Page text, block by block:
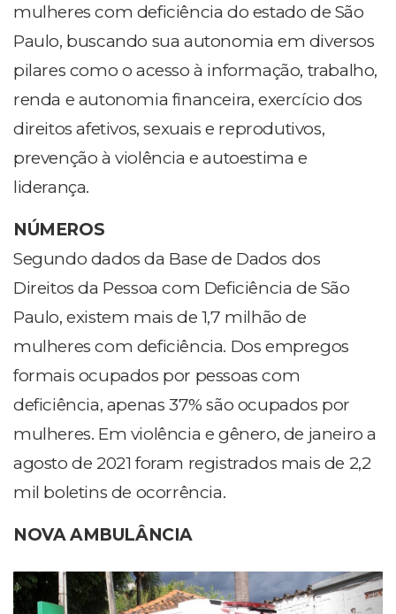
mulheres com deficiência do estado de São
Paulo, buscando sua autonomia em diversos
pilares como o acesso à informação, trabalho,
renda e autonomia financeira, exercício dos
direitos afetivos, sexuais e reprodutivos,
prevenção à violência e autoestima e
liderança.
NÚMEROS
Segundo dados da Base de Dados dos
Direitos da Pessoa com Deficiência de São
Paulo, existem mais de 1,7 milhão de
mulheres com deficiência. Dos empregos
formais ocupados por pessoas com
deficiência, apenas 37% são ocupados por
mulheres. Em violência e gênero, de janeiro a
agosto de 2021 foram registrados mais de 2,2
mil boletins de ocorrência.
NOVA AMBULÂNCIA